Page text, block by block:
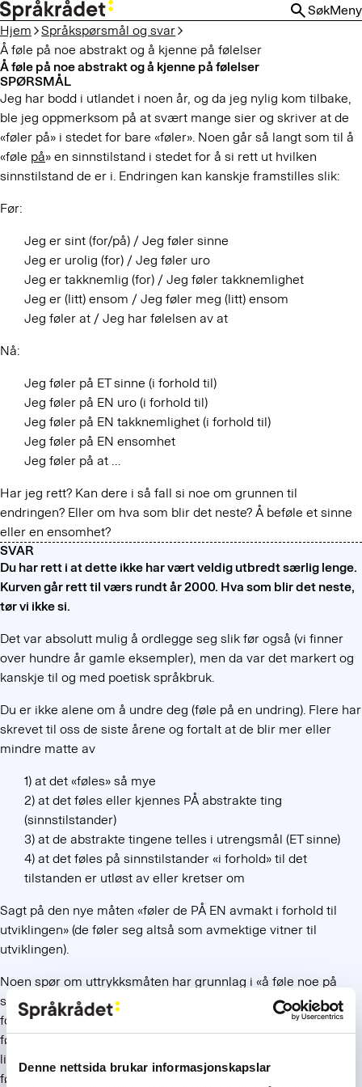
Denne nettsida brukar informasjonskapslar
HOPP
TIL
HOVEDINNHOLD
SøkMeny
Hjem
Språkspørsmål og svar
Å føle på noe abstrakt og å kjenne på følelser
Å føle på noe abstrakt og å kjenne på følelser
SPØRSMÅL
Jeg har bodd i utlandet i noen år, og da jeg nylig kom tilbake,
ble jeg oppmerksom på at svært mange sier og skriver at de
«føler på» i stedet for bare «føler». Noen går så langt som til å
«føle på» en sinnstilstand i stedet for å si rett ut hvilken
sinnstilstand de er i. Endringen kan kanskje framstilles slik:
Før:
Jeg er sint (for/på) / Jeg føler sinne
Jeg er urolig (for) / Jeg føler uro
Jeg er takknemlig (for) / Jeg føler takknemlighet
Jeg er (litt) ensom / Jeg føler meg (litt) ensom
Jeg føler at / Jeg har følelsen av at
Nå:
Jeg føler på ET sinne (i forhold til)
Jeg føler på EN uro (i forhold til)
Jeg føler på EN takknemlighet (i forhold til)
Jeg føler på EN ensomhet
Jeg føler på at …
Har jeg rett? Kan dere i så fall si noe om grunnen til
endringen? Eller om hva som blir det neste? Å beføle et sinne
eller en ensomhet?
SVAR
Du har rett i at dette ikke har vært veldig utbredt særlig lenge.
Kurven går rett til værs rundt år 2000. Hva som blir det neste,
tør vi ikke si.
Det var absolutt mulig å ordlegge seg slik før også (vi finner
over hundre år gamle eksempler), men da var det markert og
kanskje til og med poetisk språkbruk.
Du er ikke alene om å undre deg (føle på en undring). Flere har
skrevet til oss de siste årene og fortalt at de blir mer eller
mindre matte av
1) at det «føles» så mye
2) at det føles eller kjennes PÅ abstrakte ting
(sinnstilstander)
3) at de abstrakte tingene telles i utrengsmål (ET sinne)
4) at det føles på sinnstilstander «i forhold» til det
tilstanden er utløst av eller kretser om
Sagt på den nye måten «føler de PÅ EN avmakt i forhold til
utviklingen» (de føler seg altså som avmektige vitner til
utviklingen).
Noen spør om uttrykksmåten har grunnlag i «å føle noe på
seg». Det tror vi ikke at den har. Den viktigste forutsetningen
for at vi kan snakke om
abstrakte ting som
følelser, er nok at det heter
litt vanskeligere å forklareføle på
, for vi snakker sjelden om å
føle på en konkret ting.)